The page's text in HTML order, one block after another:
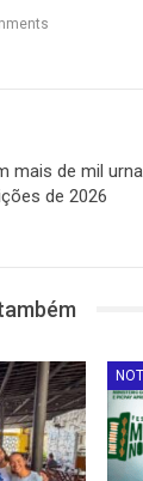
mais de mil
de 2026